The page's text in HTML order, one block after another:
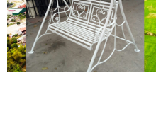
Xích đu sắt 01
Dễ dàng vận chuyển, lắp đặt Kích